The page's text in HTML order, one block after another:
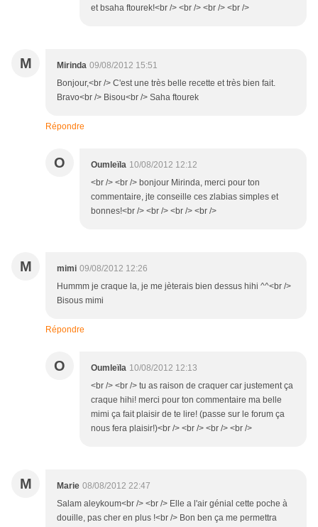
et bsaha ftourek!<br /> <br /> <br /> <br />
M Mirinda 09/08/2012 15:51
Bonjour,<br /> C'est une très belle recette et très bien fait.
Bravo<br /> Bisou<br /> Saha ftourek
Répondre
O Oumleïla 10/08/2012 12:12
<br /> <br /> bonjour Mirinda, merci pour ton
commentaire, jte conseille ces zlabias simples et
bonnes!<br /> <br /> <br /> <br />
M mimi 09/08/2012 12:26
Hummm je craque la, je me jèterais bien dessus hihi ^^<br />
Bisous mimi
Répondre
O Oumleïla 10/08/2012 12:13
<br /> <br /> tu as raison de craquer car justement ça
craque hihi! merci pour ton commentaire ma belle
mimi ça fait plaisir de te lire! (passe sur le forum ça
nous fera plaisir!)<br /> <br /> <br /> <br />
M Marie 08/08/2012 22:47
Salam aleykoum<br /> <br /> Elle a l'air génial cette poche à
douille, pas cher en plus !<br /> Bon ben ça me permettra